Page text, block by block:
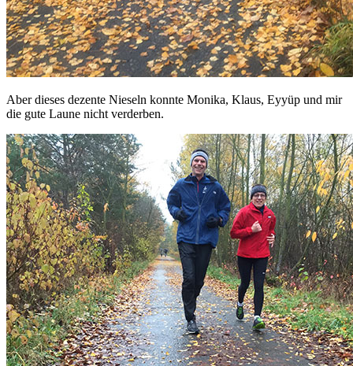
Aber dieses dezente Nieseln konnte Monika, Klaus, Eyyüp und mir
die gute Laune nicht verderben.